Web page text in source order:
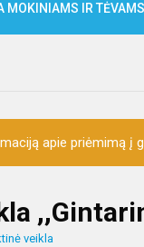
MOKINIAMS IR TĖVAMS
apie priėmimą į
veikla